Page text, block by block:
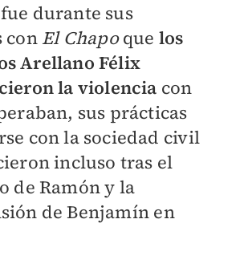
durante sus
con El Chapoque los
Arellano Félix
la violencia con
sus prácticas
con la sociedad civil
incluso tras el
de Ramón y la
de Benjamín en